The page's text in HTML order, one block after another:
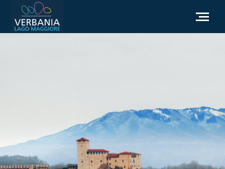
Besoin d'aide?
Accédez au site officiel